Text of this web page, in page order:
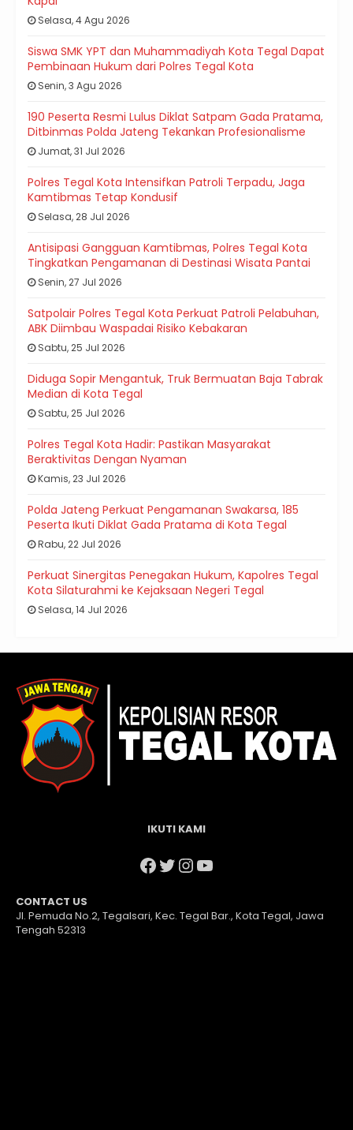
Selasa, 4 Agu 2026
Siswa SMK YPT dan Muhammadiyah Kota Tegal Dapat
Pembinaan Hukum dari Polres Tegal Kota
Senin, 3 Agu 2026
190 Peserta Resmi Lulus Diklat Satpam Gada Pratama,
Ditbinmas Polda Jateng Tekankan Profesionalisme
Jumat, 31 Jul 2026
Polres Tegal Kota Intensifkan Patroli Terpadu, Jaga
Kamtibmas Tetap Kondusif
Selasa, 28 Jul 2026
Antisipasi Gangguan Kamtibmas, Polres Tegal Kota
Tingkatkan Pengamanan di Destinasi Wisata Pantai
Senin, 27 Jul 2026
Satpolair Polres Tegal Kota Perkuat Patroli Pelabuhan,
ABK Diimbau Waspadai Risiko Kebakaran
Sabtu, 25 Jul 2026
Diduga Sopir Mengantuk, Truk Bermuatan Baja Tabrak
Median di Kota Tegal
Sabtu, 25 Jul 2026
Polres Tegal Kota Hadir: Pastikan Masyarakat
Beraktivitas Dengan Nyaman
Kamis, 23 Jul 2026
Polda Jateng Perkuat Pengamanan Swakarsa, 185
Peserta Ikuti Diklat Gada Pratama di Kota Tegal
Rabu, 22 Jul 2026
Perkuat Sinergitas Penegakan Hukum, Kapolres Tegal
Kota Silaturahmi ke Kejaksaan Negeri Tegal
Selasa, 14 Jul 2026
IKUTI KAMI
Facebook
Twitter
Instagram
YouTube
CONTACT US
Jl. Pemuda No.2, Tegalsari, Kec. Tegal Bar., Kota Tegal, Jawa
Tengah 52313